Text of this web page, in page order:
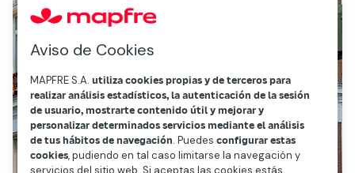
Aviso de Cookies
MAPFRE S.A.utiliza cookies propias y de terceros para
realizar análisis estadísticos, la autenticación de la sesión
de usuario, mostrarte contenido útil y mejorar y
personalizar determinados servicios mediante el análisis
de tus hábitos de navegación. Puedesconfigurar estas
cookies, pudiendo en tal caso limitarse la navegación y
servicios del sitio web. Si aceptas las cookies estás